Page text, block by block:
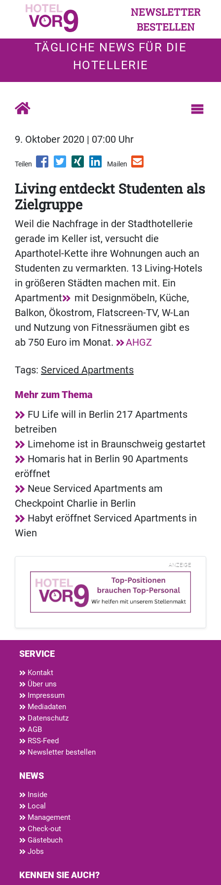
NEWSLETTER
BESTELLEN
TÄGLICHE NEWS FÜR DIE
HOTELLERIE
9. Oktober 2020 | 07:00 Uhr
Teilen Mailen
Living entdeckt Studenten als
Zielgruppe
Weil die Nachfrage in der Stadthotellerie
gerade im Keller ist, versucht die
Aparthotel-Kette ihre Wohnungen auch an
Studenten zu vermarkten. 13 Living-Hotels
in größeren Städten machen mit. Ein
Apartment
mit Designmöbeln, Küche,
Balkon, Ökostrom, Flatscreen-TV, W-Lan
und Nutzung von Fitnessräumen gibt es
ab 750 Euro im Monat.
AHGZ
Tags: Serviced Apartments
Mehr zum Thema
FU Life will in Berlin 217 Apartments
betreiben
Limehome ist in Braunschweig gestartet
Homaris hat in Berlin 90 Apartments
eröffnet
Neue Serviced Apartments am
Checkpoint Charlie in Berlin
Habyt eröffnet Serviced Apartments in
Wien
ANZEIGE
SERVICE
Kontakt
Über uns
Impressum
Mediadaten
Datenschutz
AGB
RSS-Feed
Newsletter bestellen
NEWS
Inside
Local
Management
Check-out
Gästebuch
Jobs
KENNEN SIE AUCH?